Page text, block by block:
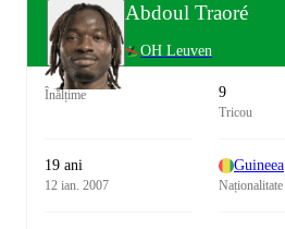
Abdoul Traoré
OH Leuven
Înălțime 9
Tricou
19 ani
12 ian. 2007
Guineea
Naționalitate